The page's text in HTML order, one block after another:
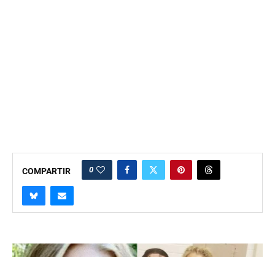
COMPARTIR 0